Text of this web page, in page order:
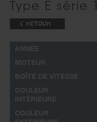
Type E série 1
RETOUR